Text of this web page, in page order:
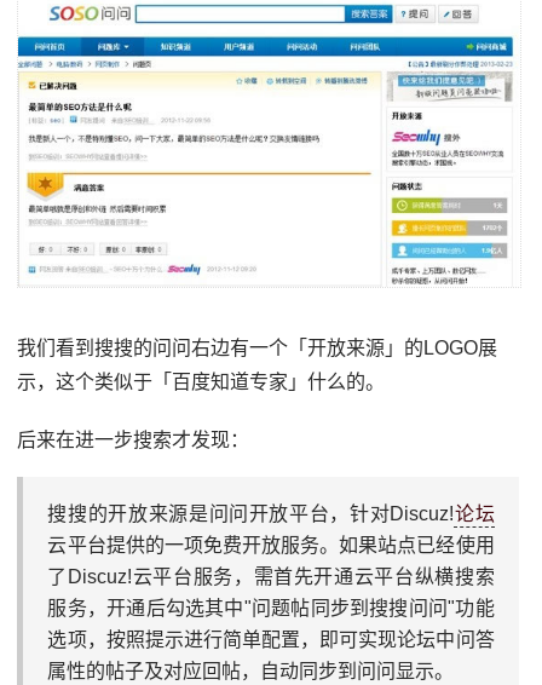
我们看到搜搜的问问右边有一个「开放来源」的LOGO展
示，这个类似于「百度知道专家」什么的。
后来在进一步搜索才发现：
搜搜的开放来源是问问开放平台，针对Discuz!论坛
云平台提供的一项免费开放服务。如果站点已经使用
了Discuz!云平台服务，需首先开通云平台纵横搜索
服务，开通后勾选其中"问题帖同步到搜搜问问"功能
选项，按照提示进行简单配置，即可实现论坛中问答
属性的帖子及对应回帖，自动同步到问问显示。